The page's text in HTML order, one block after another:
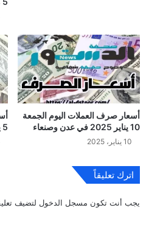
أسعار صرف العملات اليوم الجمعة
10 يناير 2025 في عدن وصنعاء
10 يناير، 2025
5 يونيو 2025 في عدن وصنعاء
اترك تعليقاً
يجب أنت تكون مسجل الدخول لتضيف